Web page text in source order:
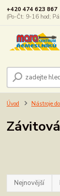
+420 474 623 867
(Po-Čt: 9-16 hod;
Úvod Nástroje
Nejnovější